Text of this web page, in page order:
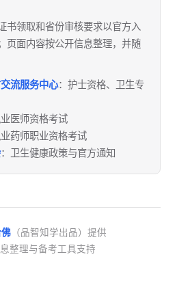
书领取和省份审核要求以官方入
页面内容按公开信息整理，并随
流服务中心：护士资格、卫生专
医师资格考试
药师职业资格考试
：卫生健康政策与官方通知
（品智知学出品）提供
整理与备考工具支持